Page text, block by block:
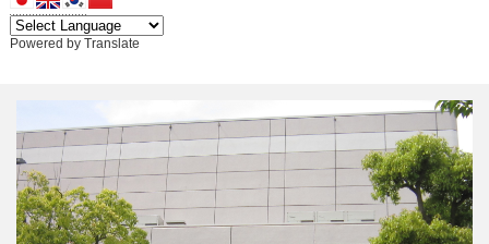
Powered by Translate